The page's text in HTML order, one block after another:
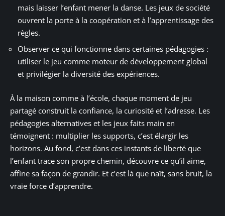
mais laisser l’enfant mener la danse. Les jeux de société
ouvrent la porte à la coopération et à l’apprentissage des
règles.
Observer ce qui fonctionne dans certaines pédagogies :
utiliser le jeu comme moteur de développement global
et privilégier la diversité des expériences.
À la maison comme à l’école, chaque moment de jeu
partagé construit la confiance, la curiosité et l’adresse. Les
pédagogies alternatives et les jeux faits main en
témoignent : multiplier les supports, c’est élargir les
horizons. Au fond, c’est dans ces instants de liberté que
l’enfant trace son propre chemin, découvre ce qu’il aime,
affine sa façon de grandir. Et c’est là que naît, sans bruit, la
vraie force d’apprendre.